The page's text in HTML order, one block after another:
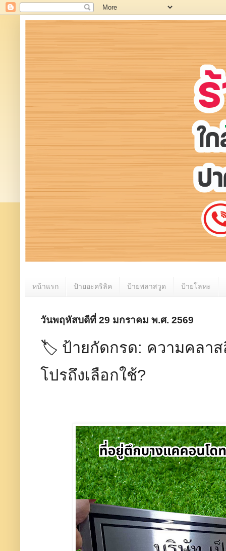
หน้าแรก ป้ายอะคริลิค ป้ายพลาสวูด ป้ายโลหะ
วันพฤหัสบดีที่ 29 มกราคม พ.ศ. 2569
🏷️ ป้ายกัดกรด: ความคลา
โปรถึงเลือกใช้?